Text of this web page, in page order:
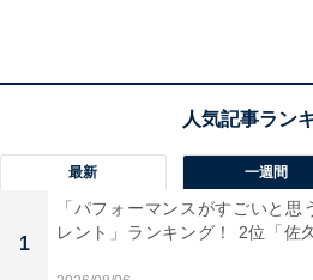
1位は「高野山」でした。真言密
る高野山は、秋になると壇上伽
な紅葉に染まり、歴史と自然が
魅力。標高約800mの山中に位
最新 一週間
1
「パフォーマンスがすごいと思
レント」ランキング！ 2位「佐